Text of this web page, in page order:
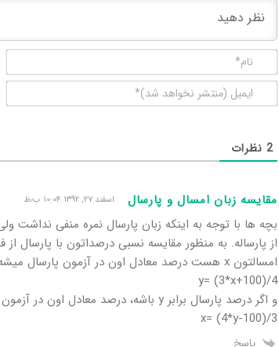
2نظرات
مقایسه زبان امسال و پارسال اسفند ۲۷, ۱۳۹۲ ۱۰:۰۴ ب٫ظ
بچه ها با توجه به اینکه زبان پارسال نمره منفی نداشت
از پارساله. به منظور مقایسه نسبی درصداتون با پارسال از
امسالتون x هست درصد معادل اون در آزمون پارسال میشه:
y= (3*x+100)/4
و اگر درصد پارسال برابر y باشه، درصد معادل اون در آزمون امسال میشه:
x= (4*y-100)/3
پاسخ